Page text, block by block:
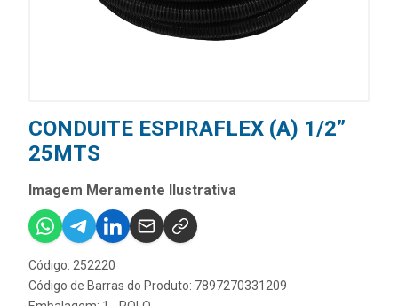
CONDUITE ESPIRAFLEX (A) 1/2”
25MTS
Imagem Meramente Ilustrativa
Código: 252220
Código de Barras do Produto: 7897270331209